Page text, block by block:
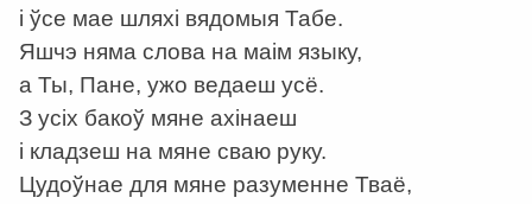
і ўсе мае шляхі вядомыя Табе.
Яшчэ няма слова на маім языку,
а Ты, Пане, ужо ведаеш усё.
З усіх бакоў мяне ахінаеш
і кладзеш на мяне сваю руку.
Цудоўнае для мяне разуменне Тваё,